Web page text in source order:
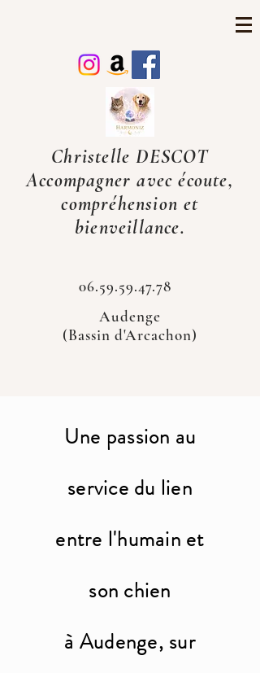
Christelle DESCOT
Accompagner avec écoute,
compréhension et
bienveillance.
06.59.59.47.78
Audenge
(Bassin d'Arcachon)
Une passion au
service du lien
entre l'humain et
son chien
à Audenge, sur